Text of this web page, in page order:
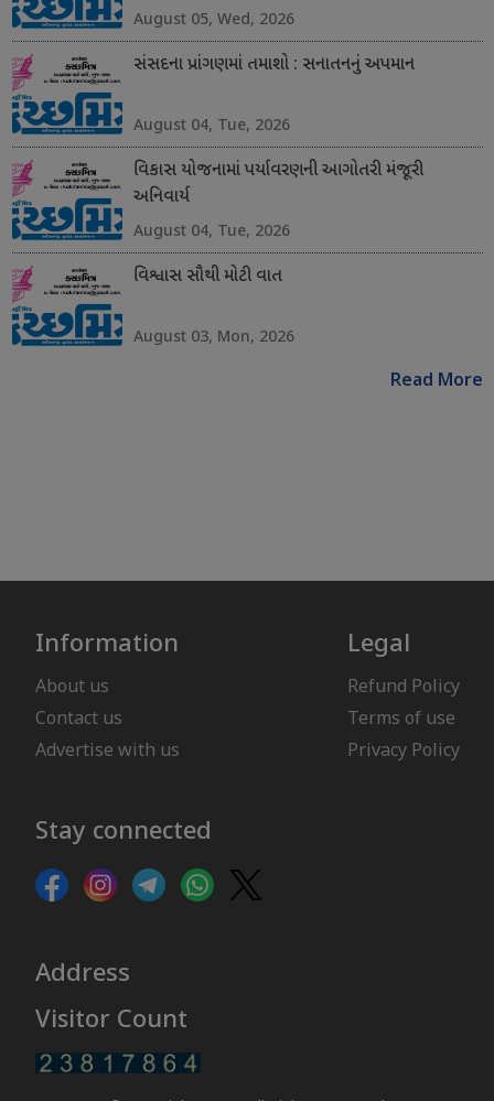
August 05, Wed, 2026
સંસદના પ્રાંગણમાં તમાશો : સનાતનનું અપમાન
August 04, Tue, 2026
વિકાસ યોજનામાં પર્યાવરણની આગોતરી મંજૂરી
અનિવાર્ય
August 04, Tue, 2026
વિશ્વાસ સૌથી મોટી વાત
August 03, Mon, 2026
Read More
Information
About us
Contact us
Advertise with us
Legal
Refund Policy
Terms of use
Privacy Policy
Stay connected
Address
Visitor Count